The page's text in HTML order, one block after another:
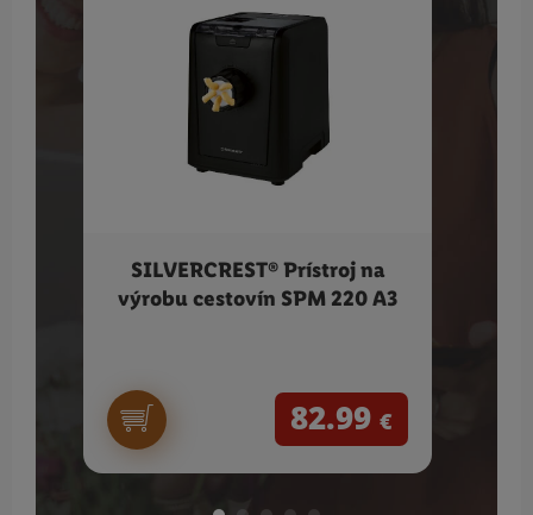
SILVERCREST® Prístroj na
výrobu cestovín SPM 220 A3
82.99 €